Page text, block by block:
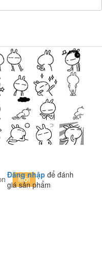
Đăng nhập để đánh
giá sản phẩm